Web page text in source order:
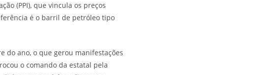
(PPI), que vincula os preços
é o barril de petróleo tipo
do ano, o que gerou manifestações
o comando da estatal pela